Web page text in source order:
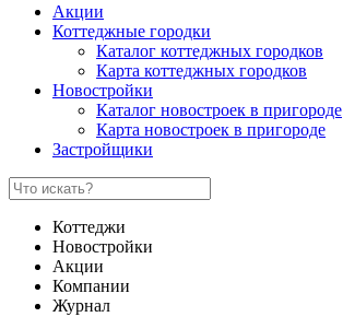
Акции
Коттеджные городки
Каталог коттеджных городков
Карта коттеджных городков
Новостройки
Каталог новостроек в пригороде
Карта новостроек в пригороде
Застройщики
Коттеджи
Новостройки
Акции
Компании
Журнал